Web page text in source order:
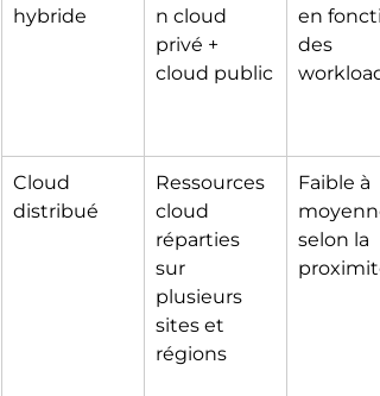
hybride
n cloud
privé +
cloud public
en
des
Cloud
distribué
Ressources
cloud
réparties
sur
plusieurs
sites et
régions
Faible à
selon la
proximité